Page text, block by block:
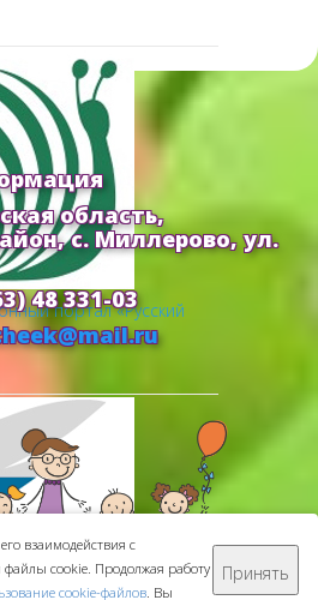
портал «Русский
область,
с. Миллерово, ул.
48 331-03
© 2016-2026
взаимодействия с
cookie. Продолжая работу
cookie-файлов. Вы
Принять